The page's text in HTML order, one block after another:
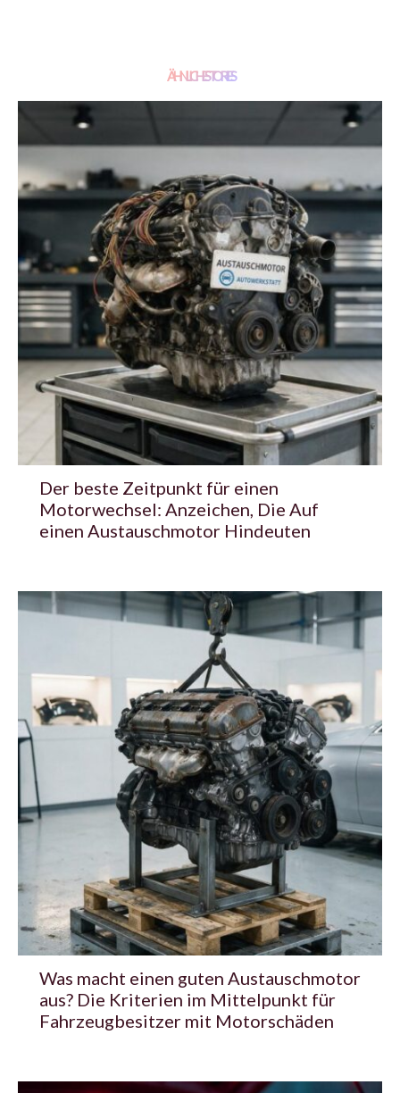
ÄHNLICHE STORIES
Der beste Zeitpunkt für einen
Motorwechsel: Anzeichen, Die Auf
einen Austauschmotor Hindeuten
Was macht einen guten Austauschmotor
aus? Die Kriterien im Mittelpunkt für
Fahrzeugbesitzer mit Motorschäden